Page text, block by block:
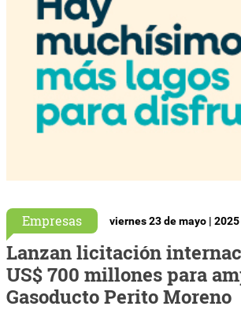
Empresas viernes 23 de mayo | 2025
Lanzan licitación
US$ 700 millones para
Gasoducto Perito Moreno